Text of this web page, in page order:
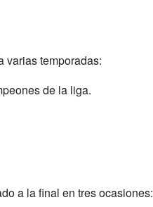
varias temporadas:
de la liga.
a la final en tres ocasiones: